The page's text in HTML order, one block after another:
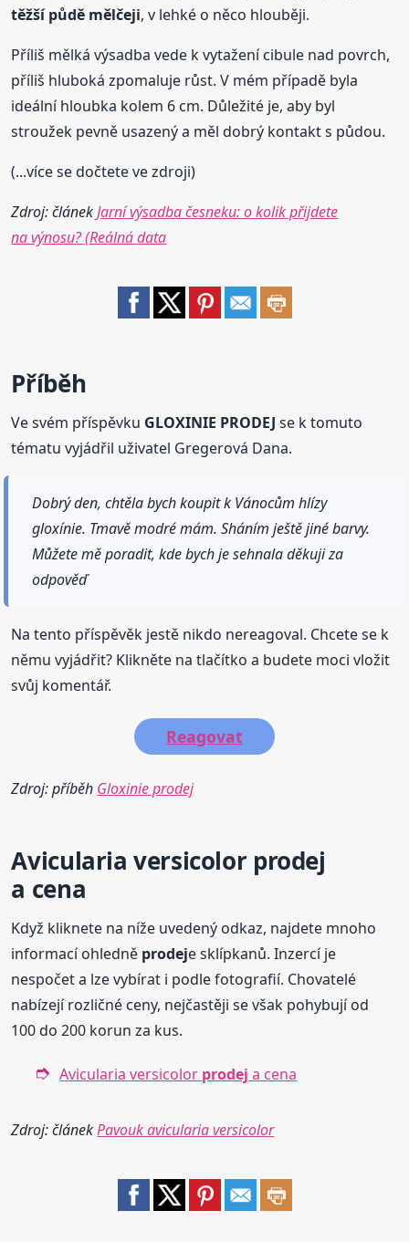
těžší půdě mělčeji, v lehké o něco hlouběji.
Příliš mělká výsadba vede k vytažení cibule nad povrch,
příliš hluboká zpomaluje růst. V mém případě byla
ideální hloubka kolem 6 cm. Důležité je, aby byl
stroužek pevně usazený a měl dobrý kontakt s půdou.
(...více se dočtete ve zdroji)
Zdroj: článekJarní výsadba česneku: o kolik přijdete
na výnosu? (Reálná data
Příběh
Ve svém příspěvku GLOXINIE PRODEJ se k tomuto
tématu vyjádřil uživatel Gregerová Dana.
Dobrý den, chtěla bych koupit k Vánocům hlízy
gloxínie. Tmavě modré mám. Sháním ještě jiné barvy.
Můžete mě poradit, kde bych je sehnala děkuji za
odpověď
Na tento příspěvěk jestě nikdo nereagoval. Chcete se k
němu vyjádřit? Klikněte na tlačítko a budete moci vložit
svůj komentář.
Reagovat
Zdroj: příběh Gloxinie prodej
Avicularia versicolor prodej
a cena
Když kliknete na níže uvedený odkaz, najdete mnoho
informací ohledně prodeje sklípkanů. Inzercí je
nespočet a lze vybírat i podle fotografií. Chovatelé
nabízejí rozličné ceny, nejčastěji se však pohybují od
100 do 200 korun za kus.
Avicularia versicolor prodej a cena
Zdroj: článekPavouk avicularia versicolor